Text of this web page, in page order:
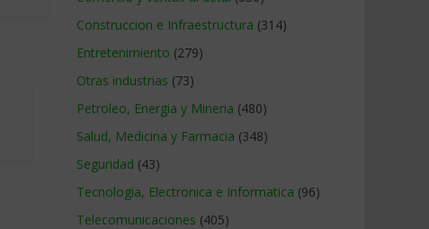
Construccion e Infraestructura (314)
Entretenimiento (279)
Otras industrias (73)
Petroleo, Energia y Mineria (480)
Salud, Medicina y Farmacia (348)
Seguridad (43)
Tecnologia, Electronica e Informatica (96)
Telecomunicaciones (405)